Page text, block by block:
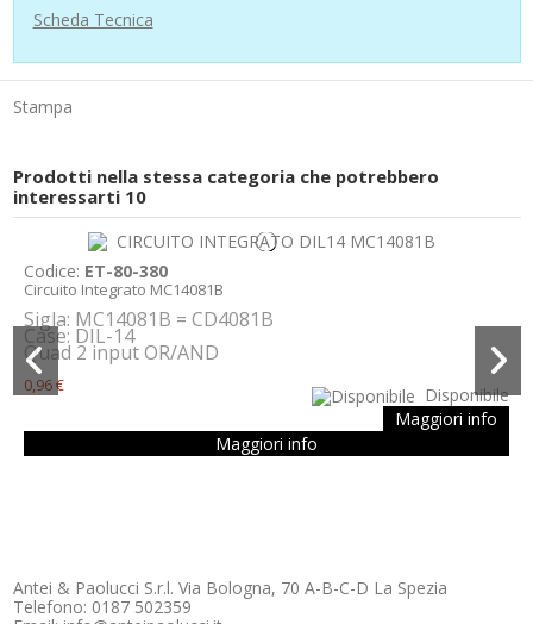
Scheda Tecnica
Stampa
Prodotti nella stessa categoria che potrebbero
interessarti 10
Codice: ET-80-380
Circuito Integrato MC14081B
Sigla: MC14081B = CD4081B
Case: DIL-14
Quad 2 input OR/AND
0,96 €
Disponibile
Maggiori info
Maggiori info
Antei & Paolucci S.r.l. Via Bologna, 70 A-B-C-D La Spezia
Telefono: 0187 502359